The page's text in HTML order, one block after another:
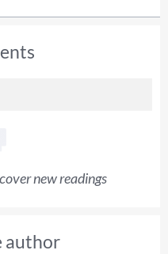
new readings
author